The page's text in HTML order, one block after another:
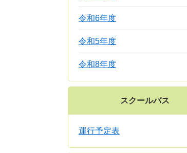
令和6年度
令和5年度
令和8年度
スクールバス
運行予定表